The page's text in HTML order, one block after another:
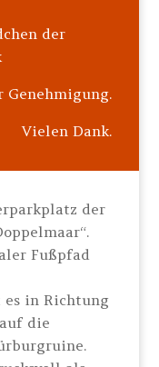
der
Vielen Dank.
der
Fußpfad
es in Richtung
die